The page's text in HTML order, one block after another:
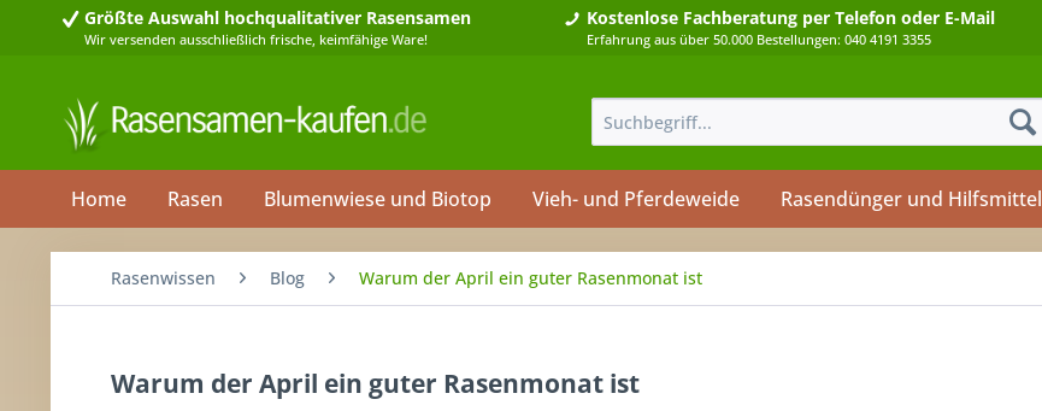
Größte Auswahl hochqualitativer Rasensamen
Wir versenden ausschließlich frische, keimfähige Ware!
Kostenlose Fachberatung per Telefon oder E-Mail
Erfahrung aus über 50.000 Bestellungen: 040 4191 3355
Home Rasen Blumenwiese und Biotop Vieh- und Pferdeweide Rasendünger und Hilfsmittel
Rasenwissen Blog Warum der April ein guter Rasenmonat ist
Warum der April ein guter Rasenmonat ist